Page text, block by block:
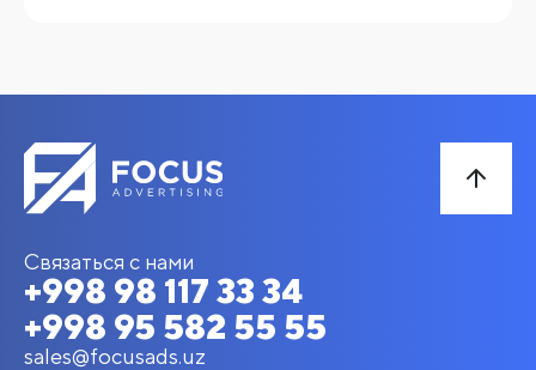
Связаться с нами
+998 98 117 33 34
+998 95 582 55 55
sales@focusads.uz